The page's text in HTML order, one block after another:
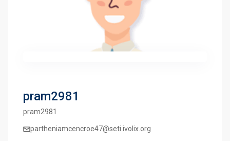
pram2981
pram2981
partheniamcencroe47@seti.ivolix.org